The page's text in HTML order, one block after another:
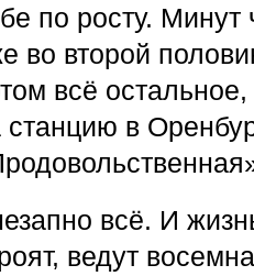
по росту. Минут
во второй
всё
станцию в
всё. И
ведут